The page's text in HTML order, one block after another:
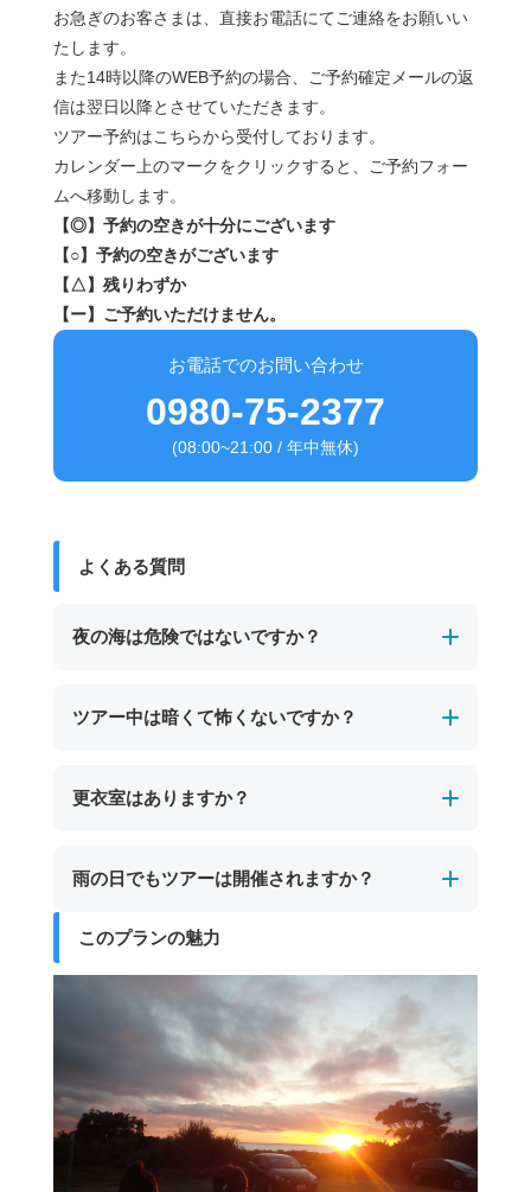
お急ぎのお客さまは、直接お電話にてご連絡をお願いい
たします。
また14時以降のWEB予約の場合、ご予約確定メールの返
信は翌日以降とさせていただきます。
ツアー予約はこちらから受付しております。
カレンダー上のマークをクリックすると、ご予約フォー
ムへ移動します。
【◎】予約の空きが十分にございます
【○】予約の空きがございます
【△】残りわずか
【ー】ご予約いただけません。
お電話でのお問い合わせ
0980-75-2377
(08:00~21:00 / 年中無休)
よくある質問
夜の海は危険ではないですか？
経験豊富なガイドが必ず同行し、事前に安全確
備しているため、夜でも安心してご参加いただ
ツアー中は暗くて怖くないですか？
ツアーでは専用ライトを使用し、ガイドが常に
むしろ、昼間とは違う神秘的な海の雰囲気や、
ます。
更衣室はありますか？
更衣室はありません。
うえお越しいただくか、ご自身のお車でお着替
は無料でご利用いただけます。
雨の日でもツアーは開催されますか？
ナイトツアーは星空観賞を目的の１つとしてい
るため、雨天時は星が見えにくくなります。
その場合は、お客様とご相談のうえで催行する
かどうかを判断いたします。
このプランの魅力